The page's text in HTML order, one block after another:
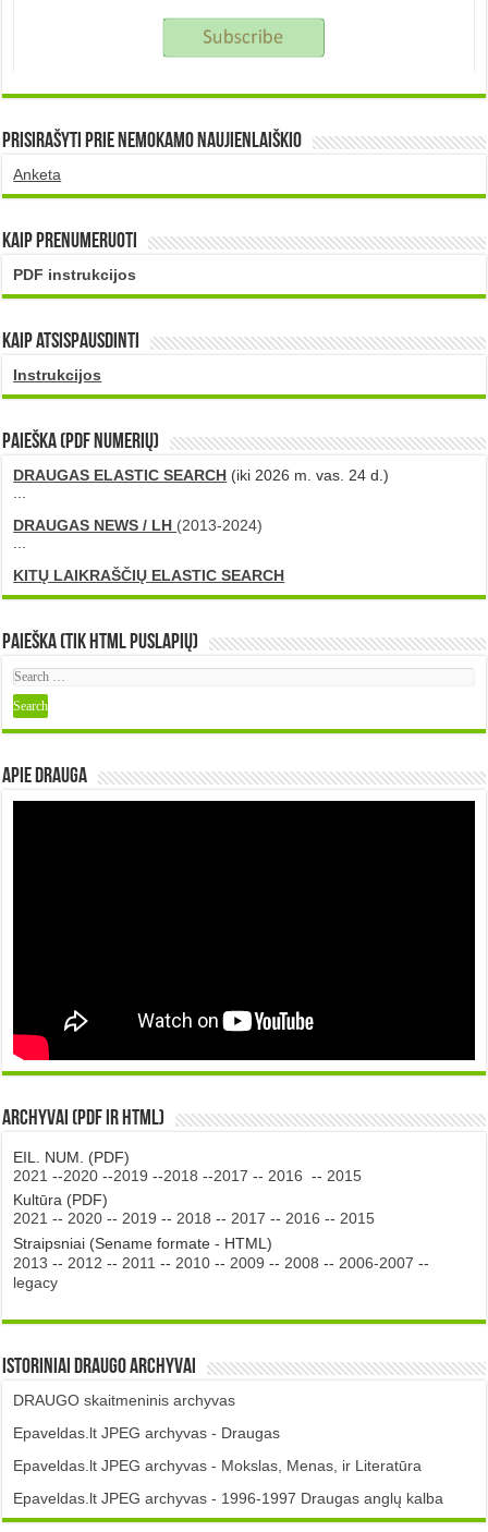
Prisirašyti prie nemokamo naujienlaiškio
Anketa
Kaip prenumeruoti
PDF instrukcijos
Kaip atsispausdinti
Instrukcijos
PAIEŠKA (PDF numerių)
DRAUGAS ELASTIC SEARCH (iki 2026 m. vas. 24 d.)
DRAUGAS NEWS / LH (2013-2024)
KITŲ LAIKRAŠČIŲ ELASTIC SEARCH
Paieška (tik HTML puslapių)
Apie DRAUGA
Archyvai (PDF ir HTML)
EIL. NUM. (PDF)
2021 --2020 --2019 --2018 --2017 -- 2016 -- 2015
Kultūra (PDF)
2021 -- 2020 -- 2019 -- 2018 -- 2017 -- 2016 -- 2015
Straipsniai (Sename formate - HTML)
2013 -- 2012 -- 2011 -- 2010 -- 2009 -- 2008 -- 2006-2007 --
legacy
Istoriniai DRAUGO Archyvai
DRAUGO skaitmeninis archyvas
Epaveldas.lt JPEG archyvas - Draugas
Epaveldas.lt JPEG archyvas - Mokslas, Menas, ir Literatūra
Epaveldas.lt JPEG archyvas - 1996-1997 Draugas anglų kalba